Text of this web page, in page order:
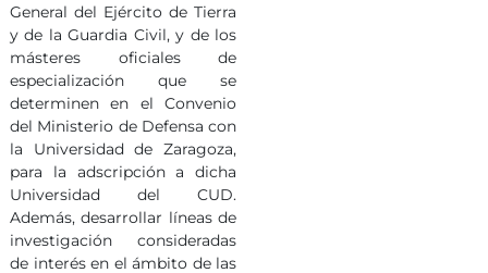
General del Ejército de Tierra
y de la Guardia Civil, y de los
másteres oficiales de
especialización que se
determinen en el Convenio
del Ministerio de Defensa con
la Universidad de Zaragoza,
para la adscripción a dicha
Universidad del CUD.
Además, desarrollar líneas de
investigación consideradas
de interés en el ámbito de las